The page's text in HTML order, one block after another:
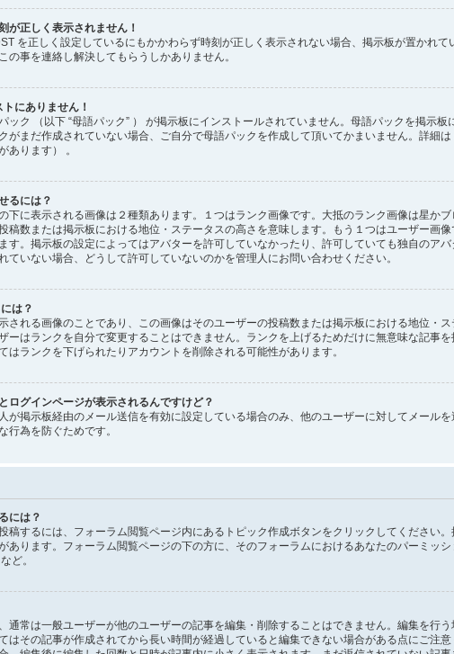
が正しく表示されません！
を正しく設定しているにもかかわらず時刻が正しく表示されない場合、掲示板が置かれ
の事を連絡し解決してもらうしかありません。
にありません！
ック （以下 “母語パック” ） が掲示板にインストールされていません。母語パックを掲示
がまだ作成されていない場合、ご自分で母語パックを作成して頂いてかまいません。詳細
あります） 。
るには？
下に表示される画像は２種類あります。１つはランク画像です。大抵のランク画像は星か
稿数または掲示板における地位・ステータスの高さを意味します。もう１つはユーザー画
す。掲示板の設定によってはアバターを許可していなかったり、許可していても独自のア
ていない場合、どうして許可していないのかを管理人にお問い合わせください。
は？
される画像のことであり、この画像はそのユーザーの投稿数または掲示板における地位・ス
ーはランクを自分で変更することはできません。ランクを上げるためだけに無意味な記事
はランクを下げられたりアカウントを削除される可能性があります。
ログインページが表示されるんですけど？
が掲示板経由のメール送信を有効に設定している場合のみ、他のユーザーに対してメール
行為を防ぐためです。
には？
稿するには、フォーラム閲覧ページ内にあるトピック作成ボタンをクリックしてください
あります。フォーラム閲覧ページの下の方に、そのフォーラムにおけるあなたのパーミッシ
など。
通常は一般ユーザーが他のユーザーの記事を編集・削除することはできません。編集を行
はその記事が作成されてから長い時間が経過していると編集できない場合がある点にご注